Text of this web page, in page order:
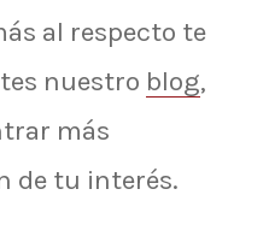
al respecto te
nuestro blog,
más
de tu interés.